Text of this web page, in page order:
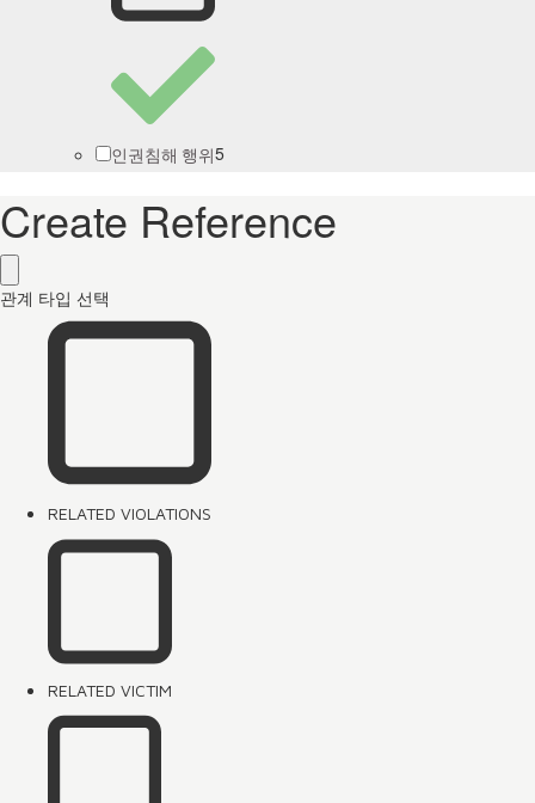
인권침해 행위5
Create Reference
관계 타입 선택
RELATED VIOLATIONS
RELATED VICTIM